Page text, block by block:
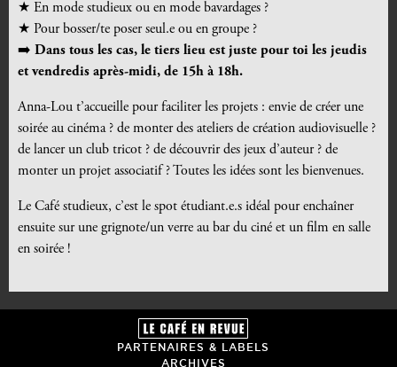
★ En mode studieux ou en mode bavardages ?
★ Pour bosser/te poser seul.e ou en groupe ?
➡️ Dans tous les cas, le tiers lieu est juste pour toi les jeudis
et vendredis après-midi, de 15h à 18h.
Anna-Lou t’accueille pour faciliter les projets : envie de créer une
soirée au cinéma ? de monter des ateliers de création audiovisuelle ?
de lancer un club tricot ? de découvrir des jeux d’auteur ? de
monter un projet associatif ? Toutes les idées sont les bienvenues.
Le Café studieux, c’est le spot étudiant.e.s idéal pour enchaîner
ensuite sur une grignote/un verre au bar du ciné et un film en salle
en soirée !
PARTENAIRES & LABELS
ARCHIVES